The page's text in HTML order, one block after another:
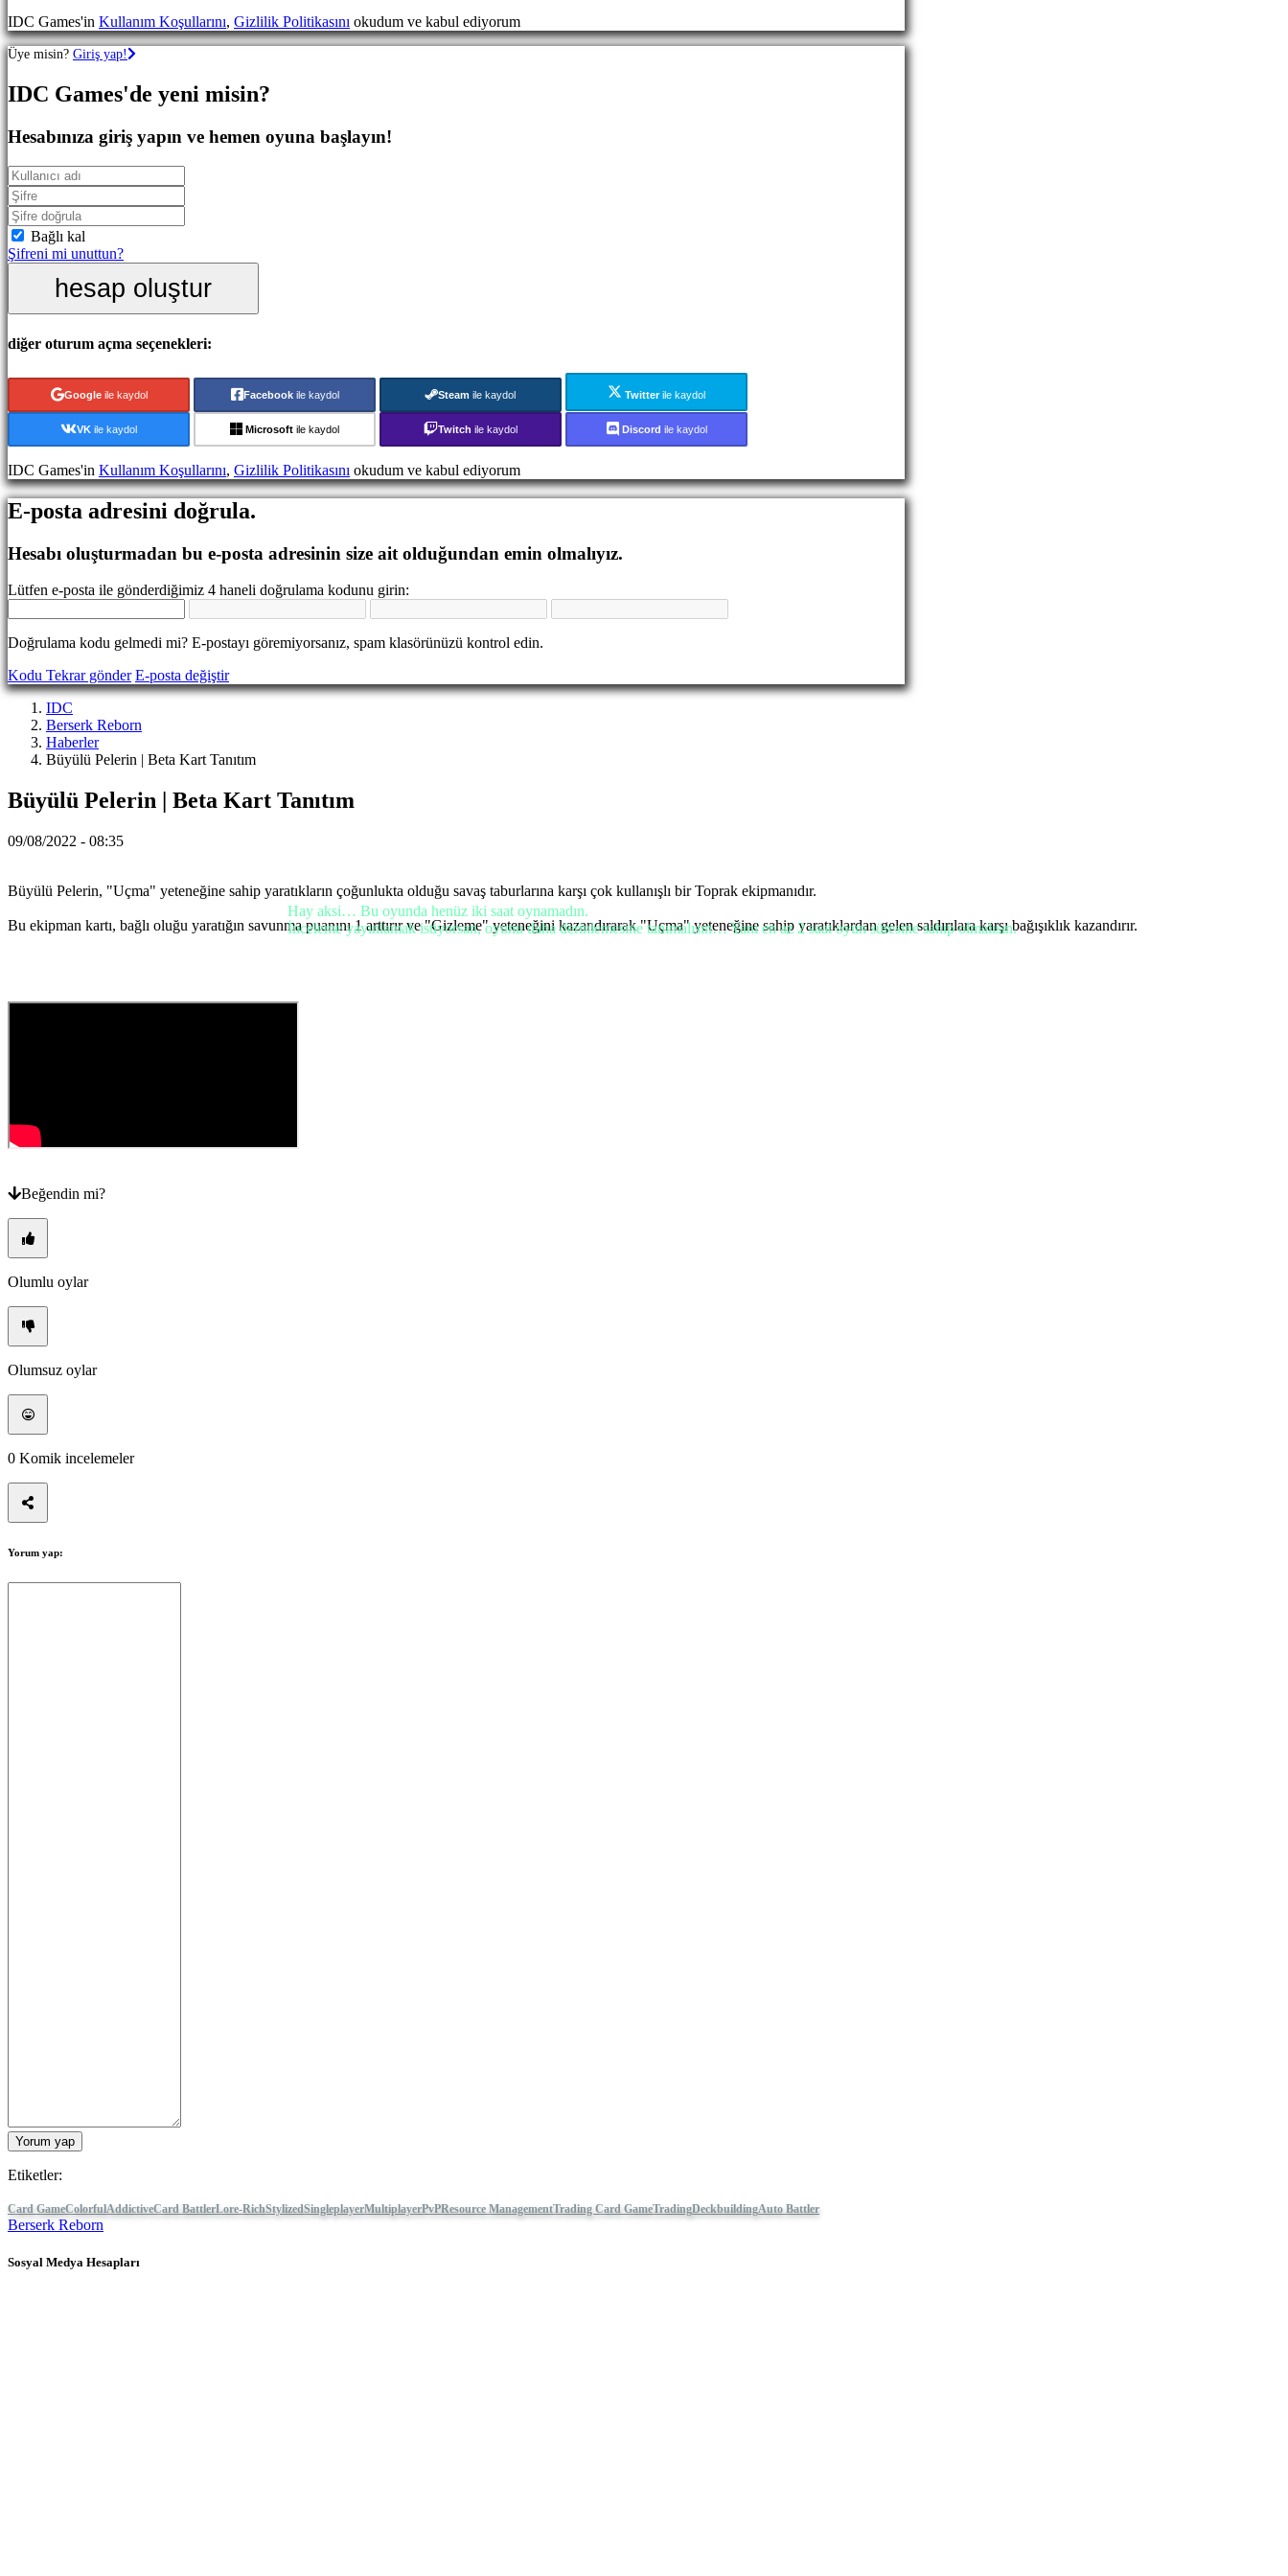
Spor
Oyunları
Nişancı
Yarış
Gündelik
oyunlar
Indie
oyunları
oyunları
Bulmaca
oyunları
oyunları
Demolar
Topluluk
Oynanış
Oyun
Etkinlikleri
Medya
Oyuncu
Rehberi
Gifts
Plays
Hesap
Kayıt
ol
Oturum
Şifreni
mi
değiştir
AR
BS
EL
JA
KO
PL
SR
SV
TR
VI
ZH
Oyun
Oyun
Oynanış
Etkinlikleri
Medya
Rehberi
IDC Games'in Kullanım Koşullarını, Gizlilik Politikasını okudum ve kabul ediyorum
Üye misin? Giriş yap!
IDC Games'de yeni misin?
Hesabınıza giriş yapın ve hemen oyuna başlayın!
Bağlı kal
Şifreni mi unuttun?
hesap oluştur
diğer oturum açma seçenekleri:
Googleile kaydol Facebookile kaydol Steam ile kaydol Twitterile kaydol
VK ile kaydol Microsoft ile kaydol Twitch ile kaydol Discord ile kaydol
IDC Games'in Kullanım Koşullarını, Gizlilik Politikasını okudum ve kabul ediyorum
E-posta adresini doğrula.
Hesabı oluşturmadan bu e-posta adresinin size ait olduğundan emin olmalıyız.
Lütfen e-posta ile gönderdiğimiz 4 haneli doğrulama kodunu girin:
Doğrulama kodu gelmedi mi? E-postayı göremiyorsanız, spam klasörünüzü kontrol edin.
Kodu Tekrar gönder E-posta değiştir
IDC
Berserk Reborn
Haberler
Büyülü Pelerin | Beta Kart Tanıtım
Büyülü Pelerin | Beta Kart Tanıtım
09/08/2022 - 08:35
Büyülü Pelerin, "Uçma" yeteneğine sahip yaratıkların çoğunlukta olduğu savaş taburlarına karşı çok kullanışlı bir Toprak ekipmanıdır.
Bu ekipman kartı, bağlı oluğu yaratığın savunma puanını 1 arttırır ve "Gizleme" yeteneğini kazandırarak "Uçma" yeteneğine sahip yaratıklardan gelen saldırılara karşı bağışıklık kazandırır.
Beğendin mi?
Olumlu oylar
Olumsuz oylar
0 Komik incelemeler
Yorum yap:
Yorum yap
Hay aksi… Bu oyunda henüz iki saat oynamadın.
İnceleme yayınlamak istiyorsan, oyunu daha derinlemesine tanımalısın… Yani en az 2 saat oyun süresine sahip olmalısın.
Etiketler:
Card GameColorfulAddictiveCard BattlerLore-RichStylizedSingleplayerMultiplayerPvPResource ManagementTrading Card GameTradingDeckbuildingAuto Battler
Berserk Reborn
Sosyal Medya Hesapları